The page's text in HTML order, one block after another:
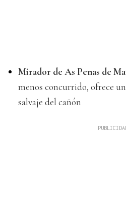
Mirador de As Penas de
menos concurrido, ofrece
salvaje del cañón